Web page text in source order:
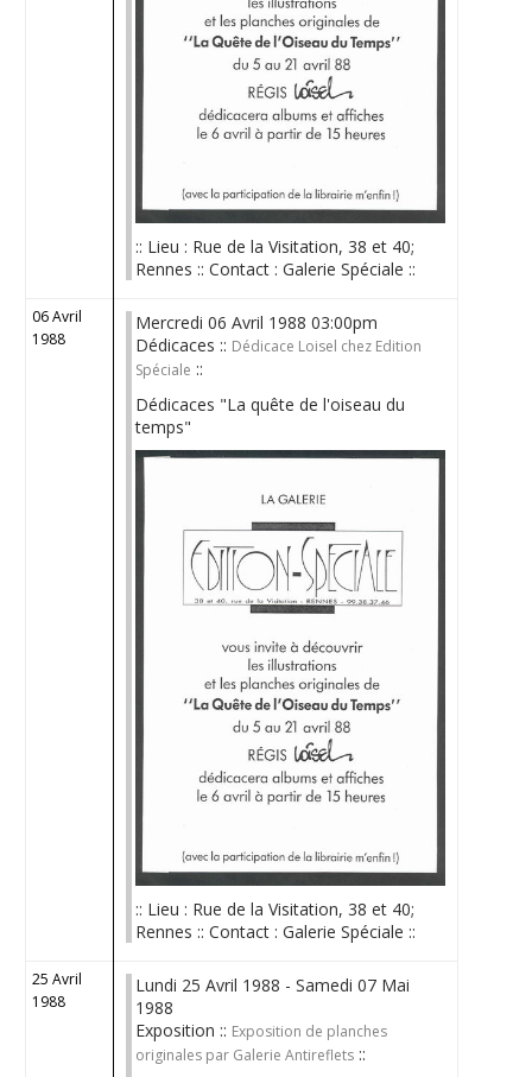
:: Lieu : Rue de la Visitation, 38 et 40;
Rennes :: Contact : Galerie Spéciale ::
06 Avril
1988
Mercredi 06 Avril 1988 03:00pm
Dédicaces :: Dédicace Loisel chez Edition
Spéciale ::
Dédicaces "La quête de l'oiseau du
temps"
:: Lieu : Rue de la Visitation, 38 et 40;
Rennes :: Contact : Galerie Spéciale ::
25 Avril
1988
Lundi 25 Avril 1988 - Samedi 07 Mai
1988
Exposition :: Exposition de planches
originales par Galerie Antireflets ::